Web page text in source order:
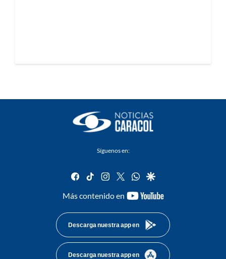
Síguenos en:
facebook
tiktok instagram
twitterwhatsapp
google
Más contenido en
youtube-
Descarga nuestra app en
Descarga nuestra app en